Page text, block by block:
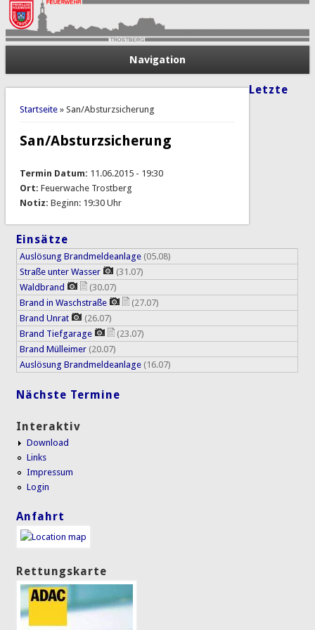
Navigation
Sie sind hier
Startseite» San/Absturzsicherung
San/Absturzsicherung
Termin Datum: 11.06.2015 - 19:30
Ort: Feuerwache Trostberg
Notiz: Beginn: 19:30 Uhr
Letzte
Einsätze
Auslösung Brandmeldeanlage (05.08)
Straße unter Wasser
(31.07)
Waldbrand
(30.07)
Brand in Waschstraße
(27.07)
Brand Unrat
(26.07)
Brand Tiefgarage
(23.07)
Brand Mülleimer (20.07)
Auslösung Brandmeldeanlage (16.07)
Nächste Termine
Interaktiv
Download
Links
Impressum
Login
Anfahrt
Rettungskarte